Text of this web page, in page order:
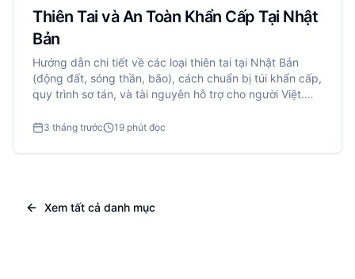
Thiên Tai và An Toàn Khẩn Cấp Tại Nhật
Bản
Hướng dẫn chi tiết về các loại thiên tai tại Nhật Bản
(động đất, sóng thần, bão), cách chuẩn bị túi khẩn cấp,
quy trình sơ tán, và tài nguyên hỗ trợ cho người Việt.
3 tháng trước 19 phút đọc
Xem tất cả danh mục